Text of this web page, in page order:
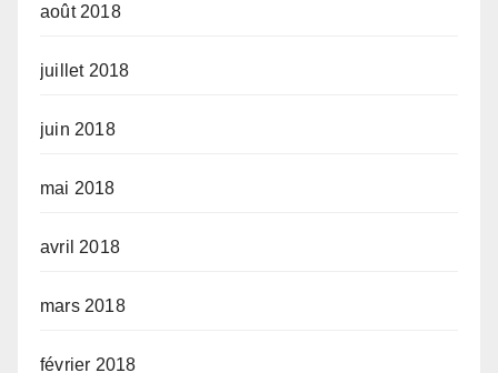
août 2018
juillet 2018
juin 2018
mai 2018
avril 2018
mars 2018
février 2018